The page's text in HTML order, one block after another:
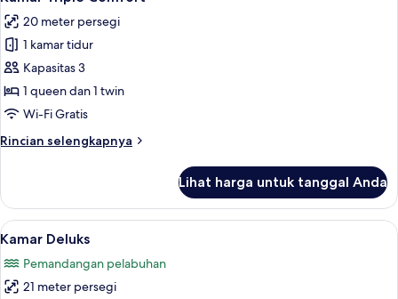
semua
foto
untuk
Kamar
Triple
Comfort
20 meter persegi
1 kamar tidur
Kapasitas 3
1 queen dan 1 twin
Wi-Fi Gratis
Rincian selengkapnya
Rincian
Kamar
Triple
Comfort
Lihat harga untuk tanggal Anda
Lihat
semua
foto
untuk
Seprai premium, brankas, meja kerja,
14
Kamar Deluks
Pemandangan pelabuhan
21 meter persegi